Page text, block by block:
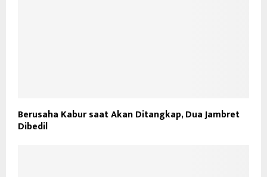
Berusaha Kabur saat Akan Ditangkap, Dua Jambret
Dibedil